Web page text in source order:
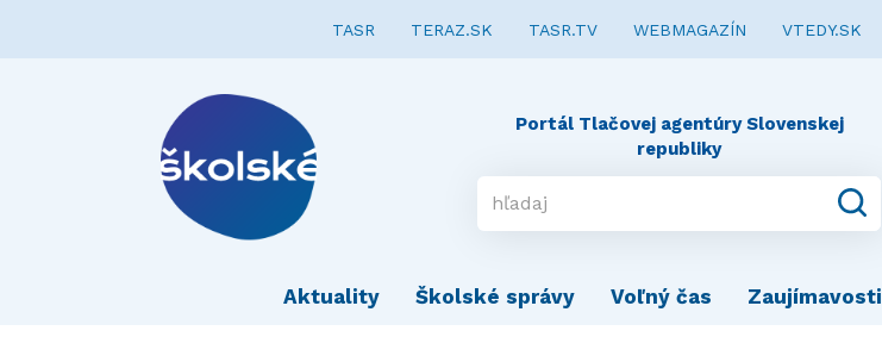
TASR TERAZ.SK TASR.TV WEBMAGAZÍN VTEDY.SK
Portál Tlačovej agentúry Slovenskej
republiky
Aktuality Školské správy Voľný čas Zaujímavosti